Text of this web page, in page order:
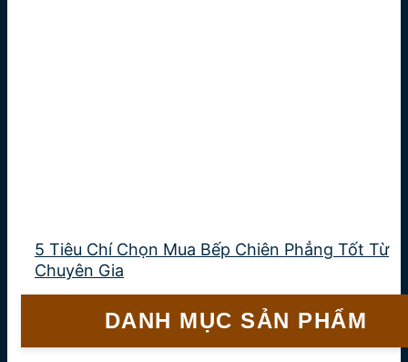
5 Tiêu Chí Chọn Mua Bếp Chiên Phẳng Tốt Từ
Chuyên Gia
DANH MỤC SẢN PHẨM